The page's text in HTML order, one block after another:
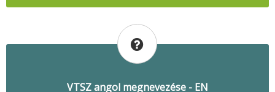
VTSZ angol megnevezése - EN